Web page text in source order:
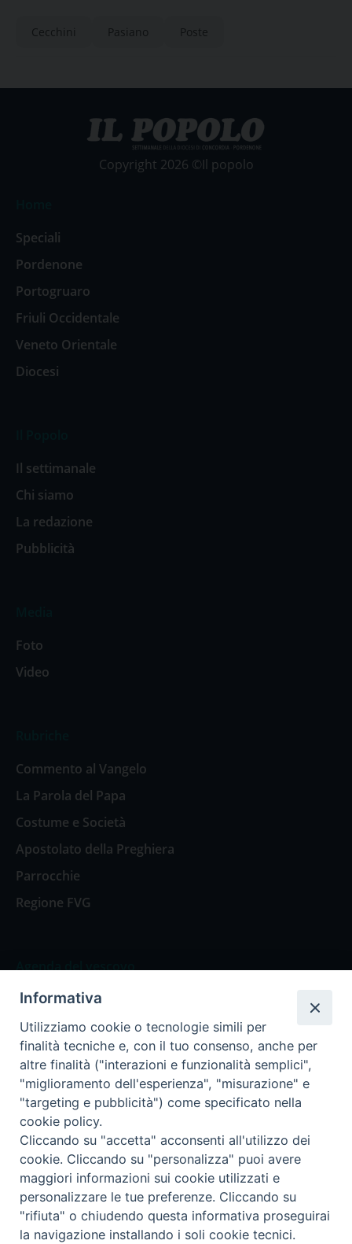
Cecchini Pasiano Poste
Copyright 2026 ©Il popolo
Speciali
Pordenone
Portogruaro
Friuli Occidentale
Veneto Orientale
Diocesi
Il settimanale
Chi siamo
La redazione
Pubblicità
Foto
Video
Commento al Vangelo
La Parola del Papa
Costume e Società
Apostolato della Preghiera
Parrocchie
Regione FVG
Agenda del vescovo
Agenda del vescovo
Privacy Policy Trasparenza
Termini e Condizioni
Informativa per il trattamento dei dati personali
Cookie Policy
Informativa
Utilizziamo cookie o tecnologie simili per
finalità tecniche e, con il tuo consenso, anche per
altre finalità ("interazioni e funzionalità semplici",
"miglioramento dell'esperienza", "misurazione" e
"targeting e pubblicità") come specificato nella
cookie policy.
Cliccando su "accetta" acconsenti all'utilizzo dei
cookie. Cliccando su "personalizza" puoi avere
maggiori informazioni sui cookie utilizzati e
personalizzare le tue preferenze. Cliccando su
"rifiuta" o chiudendo questa informativa proseguirai
la navigazione installando i soli cookie tecnici.